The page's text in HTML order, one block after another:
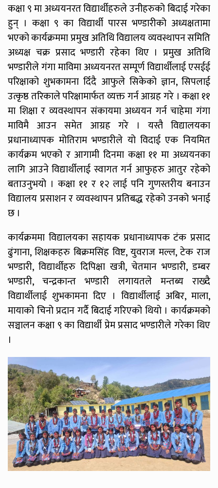
कक्षा ९ मा अध्ययनरत विद्यार्थीहरुले उनीहरुको बिदाई गरेका
हुन् । कक्षा ९ का विद्यार्थी पारस भण्डारीको अध्यक्षतामा
भएको कार्यक्रममा प्रमुख अतिथि विद्यालय व्यवस्थापन समिति
अध्यक्ष चक्र प्रसाद भण्डारी रहेका थिए । प्रमुख अतिथि
भण्डारीले गंगा माविमा अध्ययनरत सम्पूर्ण विद्यार्थीलाई एसईई
परिक्षाको शुभकामना दिँदै आफुले सिकेको ज्ञान, सिपलाई
उत्कृष्ठ तरिकाले परिक्षामार्फत व्यक्त गर्न आग्रह गरे । कक्षा ११
मा शिक्षा र व्यवस्थापन संकायमा अध्ययन गर्न चाहेमा गंगा
माविमै आउन समेत आग्रह गरे । यस्तै विद्यालयका
प्रधानाध्यापक मोतिराम भण्डारीले यो विदाई एक नियमित
कार्यक्रम भएको र आगामी दिनमा कक्षा ११ मा अध्ययनका
लागि आउने विद्यार्थीलाई स्वागत गर्न आफुहरु आतुर रहेको
बताउनुभयो । कक्षा ११ र १२ लाई पनि गुणस्तरीय बनाउन
विद्यालय प्रसाशन र व्यवस्थापन प्रतिबद्ध रहेको उनको भनाई
छ ।
कार्यक्रममा विद्यालयका सहायक प्रधानाध्यापक टंक प्रसाद
ढुंगाना, शिक्षकहरु बिक्रमसिंह विष्ट, युवराज मल्ल, टेक राज
भण्डारी, विद्यार्थीहरु दिपिक्षा खत्री, चेतमान भण्डारी, डम्बर
भण्डारी, चन्द्रकान्त भण्डारी लगायतले मन्तब्य राख्दै
विद्यार्थीलाई शुभकामना दिए । विद्यार्थीलाई अबिर, माला,
मायाको चिनो प्रदान गर्दै बिदाई गरिएको थियो । कार्यक्रमको
सञ्चालन कक्षा ९ का विद्यार्थी प्रेम प्रसाद भण्डारीले गरेका थिए
।